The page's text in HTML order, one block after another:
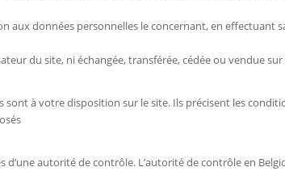
aux données personnelles le concernant, en effectuant
du site, ni échangée, transférée, cédée ou vendue
sont à votre disposition sur le site. Ils précisent les
autorité de contrôle. L’autorité de contrôle en